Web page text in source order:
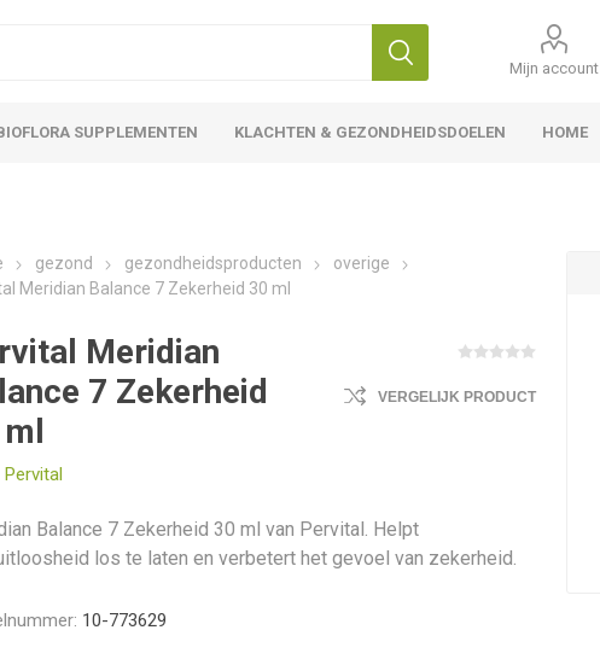
Mijn account
SUPPLEMENTEN KLACHTEN & GEZONDHEIDSDOELEN HOME
gezond gezondheidsproducten
overige
Meridian Balance 7 Zekerheid 30 ml
Meridian
7 Zekerheid
Pervital
VERGELIJK PRODUCT
Balance 7 Zekerheid 30 ml van Pervital. Helpt
los te laten en verbetert het gevoel van zekerheid.
10-773629